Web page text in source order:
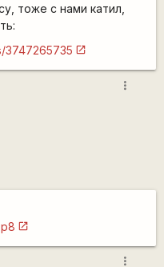
тоже с нами катил,
3747265735
more_vert
more_vert